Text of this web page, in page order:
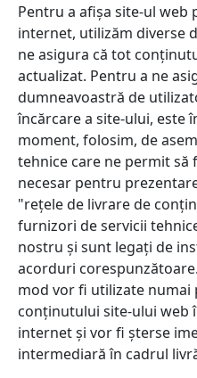
Pentru a afișa site-ul web
internet, utilizăm diverse
ne asigura că tot
actualizat. Pentru a ne
dumneavoastră de
încărcare a site-ului, este
moment, folosim, de
tehnice care ne permit
necesar pentru
"rețele de livrare de
furnizori de servicii
nostru și sunt legați de
acorduri
mod vor fi utilizate numai
conținutului site-ului web
internet și vor fi șterse
intermediară în cadrul